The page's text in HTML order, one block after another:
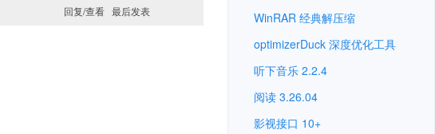
回复/查看 最后发表
WinRAR 经典解压缩
optimizerDuck 深度优化工具
听下音乐 2.2.4
阅读 3.26.04
影视接口 10+